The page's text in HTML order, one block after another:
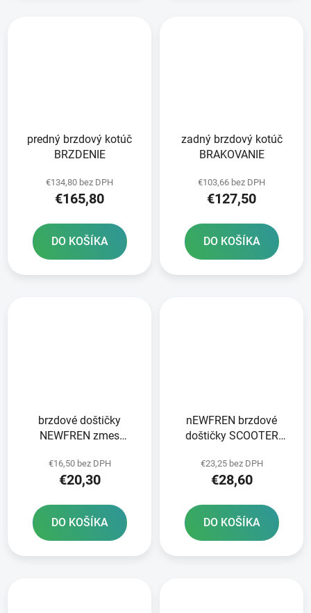
predný brzdový kotúč
BRZDENIE
€134,80 bez DPH
€165,80
DO KOŠÍKA
zadný brzdový kotúč
BRAKOVANIE
€103,66 bez DPH
€127,50
DO KOŠÍKA
brzdové doštičky
NEWFREN zmes
ORGANIC 2 ks v balení
€16,50 bez DPH
€20,30
DO KOŠÍKA
nEWFREN brzdové
doštičky SCOOTER
balení
€23,25 bez DPH
€28,60
DO KOŠÍKA